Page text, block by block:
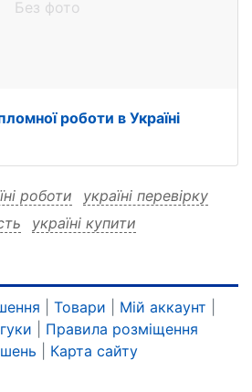
Без фото
роботи в Україні
роботи
україні перевірку
україні купити
роботи
роботи україні
роботи оригінальність
Товари Мій аккаунт
Правила розміщення
Карта сайту